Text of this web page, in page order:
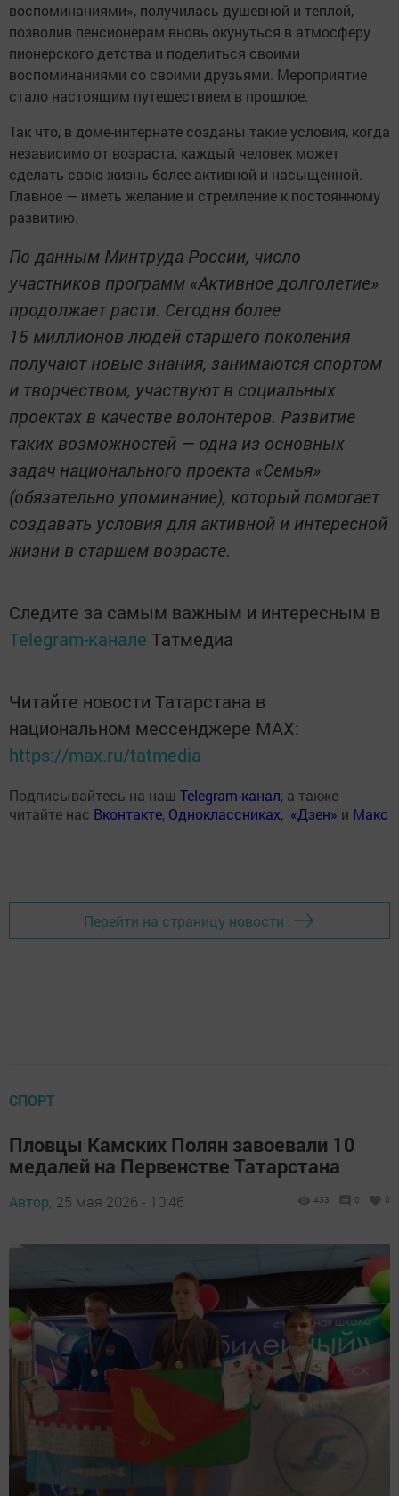
воспоминаниями», получилась душевной и теплой,
позволив пенсионерам вновь окунуться в атмосферу
пионерского детства и поделиться своими
воспоминаниями со своими друзьями. Мероприятие
стало настоящим путешествием в прошлое.
Так что, в доме-интернате созданы такие условия, когда
независимо от возраста, каждый человек может
сделать свою жизнь более активной и насыщенной.
Главное — иметь желание и стремление к постоянному
развитию.
По данным Минтруда России, число
участников программ «Активное долголетие»
продолжает расти. Сегодня более
15 миллионов людей старшего поколения
получают новые знания, занимаются спортом
и творчеством, участвуют в социальных
проектах в качестве волонтеров. Развитие
таких возможностей — одна из основных
задач национального проекта «Семья»
(обязательно упоминание), который помогает
создавать условия для активной и интересной
жизни в старшем возрасте.
Следите за самым важным и интересным в
Telegram-канале Татмедиа
Читайте новости Татарстана в
национальном мессенджере MАХ:
https://max.ru/tatmedia
Подписывайтесь на наш Telegram-канал, а также
читайте нас Вконтакте, Одноклассниках, «Дзен» и Макс
Перейти на страницу новости
СПОРТ
Пловцы Камских Полян завоевали 10
медалей на Первенстве Татарстана
Автор, 25 мая 2026 - 10:46 433 0 0